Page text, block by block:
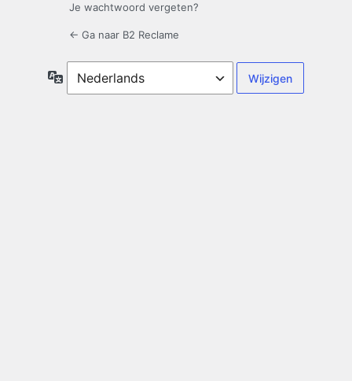
Je wachtwoord vergeten?
← Ga naar B2 Reclame
Taal